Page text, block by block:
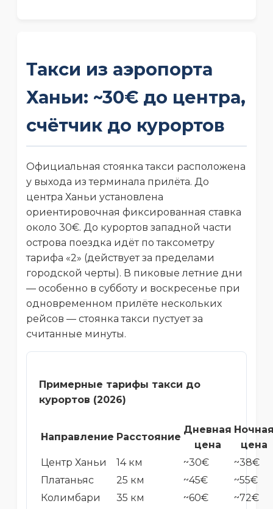
Такси из аэропорта
Ханьи: ~30€ до центра,
счётчик до курортов
Официальная стоянка такси расположена
у выхода из терминала прилёта. До
центра Ханьи установлена
ориентировочная фиксированная ставка
около 30€. До курортов западной части
острова поездка идёт по таксометру
тарифа «2» (действует за пределами
городской черты). В пиковые летние дни
— особенно в субботу и воскресенье при
одновременном прилёте нескольких
рейсов — стоянка такси пустует за
считанные минуты.
Примерные тарифы такси до
курортов (2026)
Направление Расстояние
Дневная
цена
цена
Центр Ханьи
14 км ~30€
~38€
Платаньяс
25 км ~45€
~55€
Колимбари
35 км ~60€
~72€